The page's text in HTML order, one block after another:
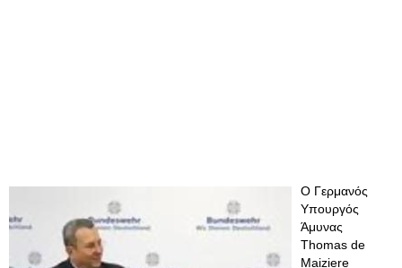
Ο Γερμανός
Υπουργός
Άμυνας
Thomas de
Maiziere